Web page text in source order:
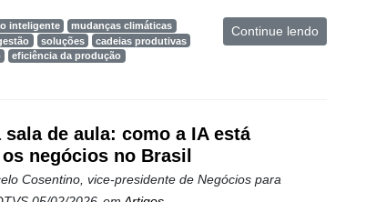
inteligente
mudanças climáticas
soluções
cadeias produtivas
eficiência da produção
Continue lendo
sala de aula: como a IA está
negócios no Brasil
Cosentino, vice-presidente de Negócios para